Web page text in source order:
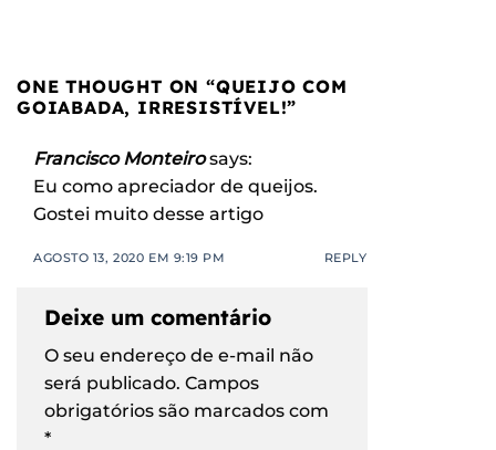
ONE THOUGHT ON “QUEIJO COM
GOIABADA, IRRESISTÍVEL!”
Francisco Monteiro says:
Eu como apreciador de queijos.
Gostei muito desse artigo
AGOSTO 13, 2020 EM 9:19 PM REPLY
Deixe um comentário
O seu endereço de e-mail não
será publicado. Campos
obrigatórios são marcados com
*